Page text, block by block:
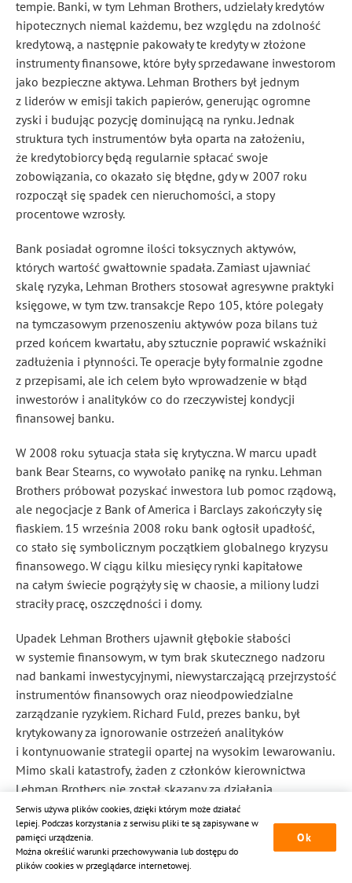
tempie. Banki, w tym Lehman Brothers, udzielały kredytów
hipotecznych niemal każdemu, bez względu na zdolność
kredytową, a następnie pakowały te kredyty w złożone
instrumenty finansowe, które były sprzedawane inwestorom
jako bezpieczne aktywa. Lehman Brothers był jednym
z liderów w emisji takich papierów, generując ogromne
zyski i budując pozycję dominującą na rynku. Jednak
struktura tych instrumentów była oparta na założeniu,
że kredytobiorcy będą regularnie spłacać swoje
zobowiązania, co okazało się błędne, gdy w 2007 roku
rozpoczął się spadek cen nieruchomości, a stopy
procentowe wzrosły.
Bank posiadał ogromne ilości toksycznych aktywów,
których wartość gwałtownie spadała. Zamiast ujawniać
skalę ryzyka, Lehman Brothers stosował agresywne praktyki
księgowe, w tym tzw. transakcje Repo 105, które polegały
na tymczasowym przenoszeniu aktywów poza bilans tuż
przed końcem kwartału, aby sztucznie poprawić wskaźniki
zadłużenia i płynności. Te operacje były formalnie zgodne
z przepisami, ale ich celem było wprowadzenie w błąd
inwestorów i analityków co do rzeczywistej kondycji
finansowej banku.
W 2008 roku sytuacja stała się krytyczna. W marcu upadł
bank Bear Stearns, co wywołało panikę na rynku. Lehman
Brothers próbował pozyskać inwestora lub pomoc rządową,
ale negocjacje z Bank of America i Barclays zakończyły się
fiaskiem. 15 września 2008 roku bank ogłosił upadłość,
co stało się symbolicznym początkiem globalnego kryzysu
finansowego. W ciągu kilku miesięcy rynki kapitałowe
na całym świecie pogrążyły się w chaosie, a miliony ludzi
straciły pracę, oszczędności i domy.
Upadek Lehman Brothers ujawnił głębokie słabości
w systemie finansowym, w tym brak skutecznego nadzoru
nad bankami inwestycyjnymi, niewystarczającą przejrzystość
instrumentów finansowych oraz nieodpowiedzialne
zarządzanie ryzykiem. Richard Fuld, prezes banku, był
krytykowany za ignorowanie ostrzeżeń analityków
i kontynuowanie strategii opartej na wysokim lewarowaniu.
Mimo skali katastrofy, żaden z członków kierownictwa
Lehman Brothers nie został skazany za działania
prowadzące do upadku banku.
Afera Lehman Brothers doprowadziła do reformy regulacji
finansowych w USA, w tym uchwalenia ustawy Dodd-Frank
Serwis używa plików cookies, dzięki którym może działać
lepiej. Podczas korzystania z serwisu pliki te są zapisywane w
pamięci urządzenia.
Można określić warunki przechowywania lub dostępu do
plików cookies w przeglądarce internetowej.
Ok